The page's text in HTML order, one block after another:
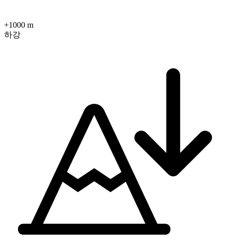
+1000 m
하강